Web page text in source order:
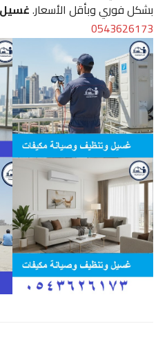
بشكل فوري وبأقل الأسعار.غسيل
0543626173